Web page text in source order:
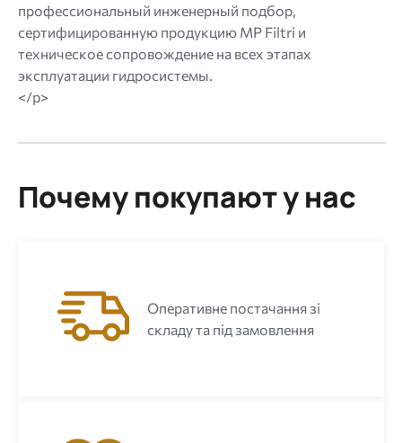
профессиональный инженерный подбор,
сертифицированную продукцию MP Filtri и
техническое сопровождение на всех этапах
эксплуатации гидросистемы.
</p>
Почему покупают у нас
Оперативне постачання зі
складу та під замовлення